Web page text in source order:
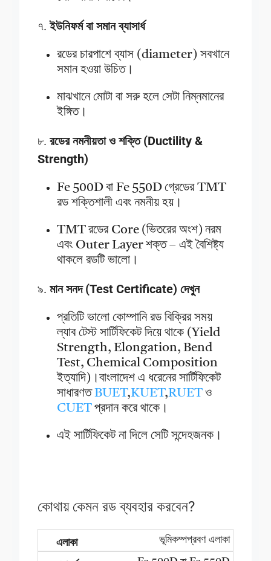
৭.ইউনিফর্ম বা সমান ব্যাসার্ধ
রডের চারপাশে ব্যাস (diameter) সবখানে
সমান হওয়া উচিত।
মাঝখানে মোটা বা সরু হলে সেটা নিম্নমানের
ইঙ্গিত।
৮. রডের নমনীয়তা ও শক্তি (Ductility &
Strength)
Fe 500D বা Fe 550D গ্রেডের TMT
রড শক্তিশালী এবং নমনীয় হয়।
TMT রডের Core (ভিতরের অংশ) নরম
এবং Outer Layer শক্ত – এই বৈশিষ্ট্য
থাকলে রডটি ভালো।
৯. মান সনদ (Test Certificate) দেখুন
প্রতিটি ভালো কোম্পানি রড বিক্রির সময়
ল্যাব টেস্ট সার্টিফিকেট দিয়ে থাকে (Yield
Strength, Elongation, Bend
Test, Chemical Composition
ইত্যাদি)।বাংলাদেশ এ ধরেনের সার্টিফিকেট
সাধারণতBUET,KUET,RUETও
CUETপ্রদান করে থাকে।
এই সার্টিফিকেট না দিলে সেটি সন্দেহজনক।
কোথায় কেমন রড ব্যবহার করবেন?
ভূমিকম্পপ্রবণ এলাকা